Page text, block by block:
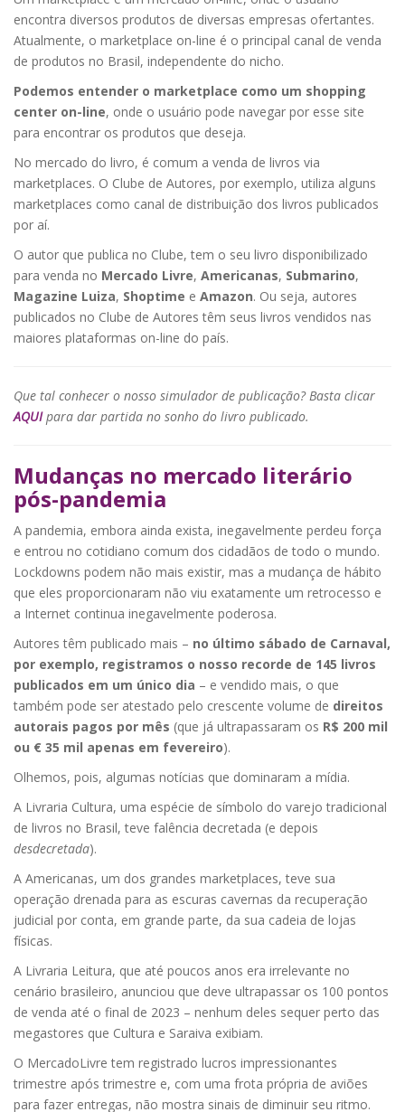
encontra diversos produtos de diversas empresas ofertantes.
Atualmente, o marketplace on-line é o principal canal de venda
de produtos no Brasil, independente do nicho.
Podemos entender o marketplace como um shopping
center on-line, onde o usuário pode navegar por esse site
para encontrar os produtos que deseja.
No mercado do livro, é comum a venda de livros via
marketplaces. O Clube de Autores, por exemplo, utiliza alguns
marketplaces como canal de distribuição dos livros publicados
por aí.
O autor que publica no Clube, tem o seu livro disponibilizado
para venda no Mercado Livre, Americanas, Submarino,
Magazine Luiza, Shoptime e Amazon. Ou seja, autores
publicados no Clube de Autores têm seus livros vendidos nas
maiores plataformas on-line do país.
Que tal conhecer o nosso simulador de publicação? Basta clicar
AQUIpara dar partida no sonho do livro publicado.
Mudanças no mercado literário
pós-pandemia
A pandemia, embora ainda exista, inegavelmente perdeu força
e entrou no cotidiano comum dos cidadãos de todo o mundo.
Lockdowns podem não mais existir, mas a mudança de hábito
que eles proporcionaram não viu exatamente um retrocesso e
a Internet continua inegavelmente poderosa.
Autores têm publicado mais – no último sábado de Carnaval,
por exemplo, registramos o nosso recorde de 145 livros
publicados em um único dia – e vendido mais, o que
também pode ser atestado pelo crescente volume de direitos
autorais pagos por mês (que já ultrapassaram os R$ 200 mil
ou € 35 mil apenas em fevereiro).
Olhemos, pois, algumas notícias que dominaram a mídia.
A Livraria Cultura, uma espécie de símbolo do varejo tradicional
de livros no Brasil, teve falência decretada (e depois
desdecretada).
A Americanas, um dos grandes marketplaces, teve sua
operação drenada para as escuras cavernas da recuperação
judicial por conta, em grande parte, da sua cadeia de lojas
físicas.
A Livraria Leitura, que até poucos anos era irrelevante no
cenário brasileiro, anunciou que deve ultrapassar os 100 pontos
de venda até o final de 2023 – nenhum deles sequer perto das
megastores que Cultura e Saraiva exibiam.
O MercadoLivre tem registrado lucros impressionantes
trimestre após trimestre e, com uma frota própria de aviões
para fazer entregas, não mostra sinais de diminuir seu ritmo.